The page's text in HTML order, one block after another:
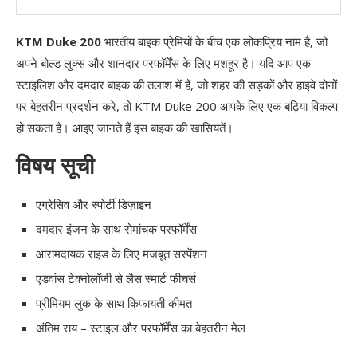
KTM Duke 200 भारतीय बाइक प्रेमियों के बीच एक लोकप्रिय नाम है, जो
अपने बोल्ड लुक्स और शानदार परफॉर्मेंस के लिए मशहूर है। यदि आप एक
स्टाइलिश और दमदार बाइक की तलाश में हैं, जो शहर की सड़कों और हाइवे दोनों
पर बेहतरीन प्रदर्शन करे, तो KTM Duke 200 आपके लिए एक बढ़िया विकल्प
हो सकता है। आइए जानते हैं इस बाइक की खासियतें।
विषय सूची
एग्रेसिव और स्पोर्टी डिज़ाइन
दमदार इंजन के साथ रोमांचक परफॉर्मेंस
आरामदायक राइड के लिए मजबूत सस्पेंशन
एडवांस टेक्नोलॉजी से लैस स्मार्ट फीचर्स
प्रीमियम लुक के साथ किफायती कीमत
अंतिम राय – स्टाइल और परफॉर्मेंस का बेहतरीन मेल